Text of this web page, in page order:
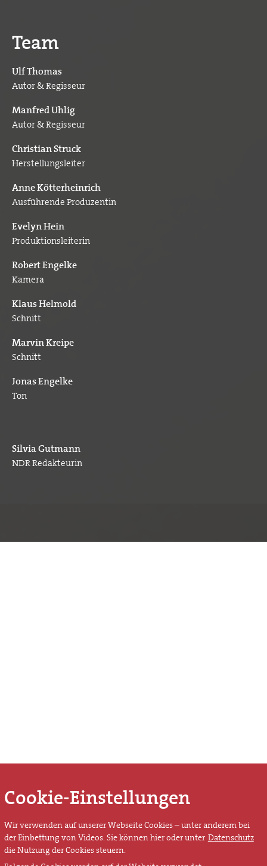
Team
Ulf Thomas
Autor & Regisseur
Manfred Uhlig
Autor & Regisseur
Christian Struck
Herstellungsleiter
Anne Kötterheinrich
Ausführende Produzentin
Evelyn Hein
Produktionsleiterin
Robert Engelke
Kamera
Klaus Helmold
Schnitt
Marvin Kreipe
Schnitt
Jonas Engelke
Ton
Silvia Gutmann
NDR Redakteurin
Cookie-Einstellungen
Wir verwenden auf unserer Webseite Cookies – unter anderem bei
der Einbettung von Videos. Sie können hier oder unter Datenschutz
die Nutzung der Cookies steuern.